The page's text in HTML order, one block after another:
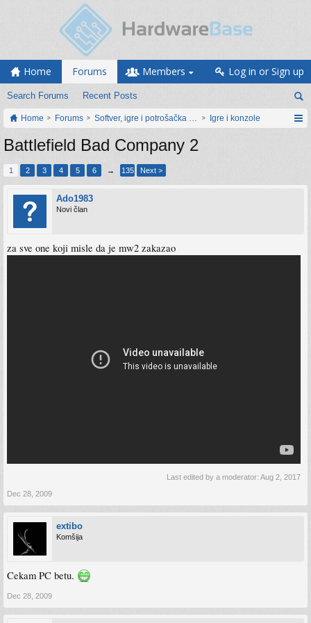
Home Forums
Search Forums Recent Posts
Members Log in or Sign up
Home Forums Softver, igre i potrošačka elektronikaIgre i konzole
Battlefield Bad Company 2
1 2 3 4 5 6 → 135 Next >
Ado1983
Novi član
za sve one koji misle da je mw2 zakazao
Last edited by a moderator: Aug 2, 2017
Dec 28, 2009
extibo
Komšija
Cekam PC betu.
Dec 28, 2009